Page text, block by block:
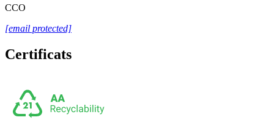
CCO
[email protected]
Certificats